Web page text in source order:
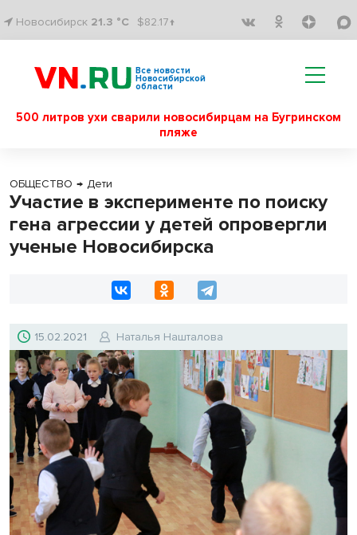
Новосибирск 21.3 °C $82.17↑
Все новости
Новосибирской
области
500 литров ухи сварили новосибирцам на Бугринском
пляже
ОБЩЕСТВО → Дети
Участие в эксперименте по поиску
гена агрессии у детей опровергли
ученые Новосибирска
15.02.2021 Наталья Нашталова